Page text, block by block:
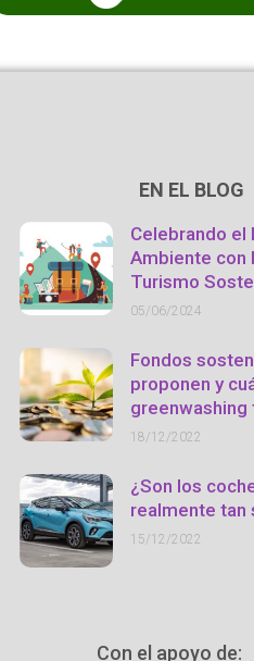
EN EL BLOG
Celebrando el
Ambiente con
Turismo
05/06/2024
Fondos
proponen y
greenwashing
18/12/2022
¿Son los
realmente tan
15/12/2022
Con el apoyo de: